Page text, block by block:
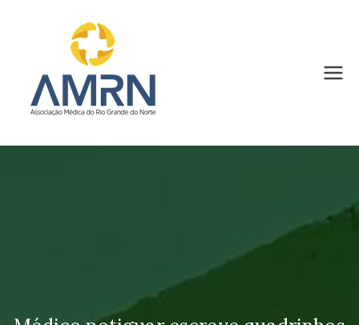
conteúdo
Associação Médica do Rio